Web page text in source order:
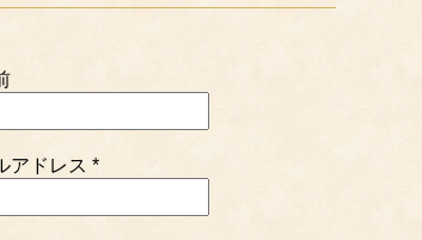
アドレス *